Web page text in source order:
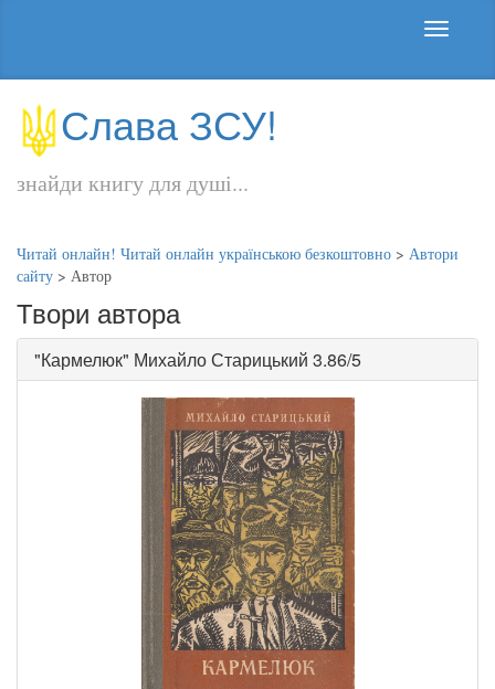
Слава ЗСУ!
знайди книгу для душі...
Читай онлайн! Читай онлайн українською безкоштовно > Автори
сайту > Автор
Твори автора
"Кармелюк" Михайло Старицький 3.86/5